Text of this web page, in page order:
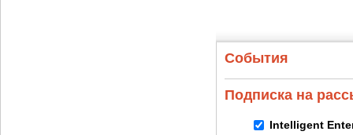
События
Подписка на
Intelligent